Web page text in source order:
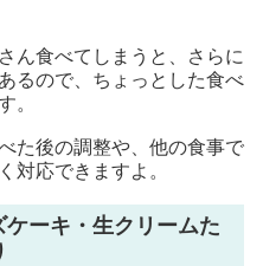
ん食べてしまうと、さらに
るので、ちょっとした食べ
。
た後の調整や、他の食事で
対応できますよ。
ーキ・生クリームた